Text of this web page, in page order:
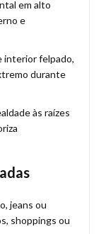
em alto
e
interior felpado,
durante
às raízes
jeans ou
shoppings ou